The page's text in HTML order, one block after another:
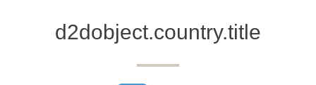
d2dobject.country.title